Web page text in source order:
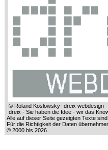
© Roland Koslowsky
dreix webdesign
dreix - Sie haben die Idee - wir das
Alle auf dieser Seite gezeigten Texte
Für die Richtigkeit der Daten
© 2000 bis 2026